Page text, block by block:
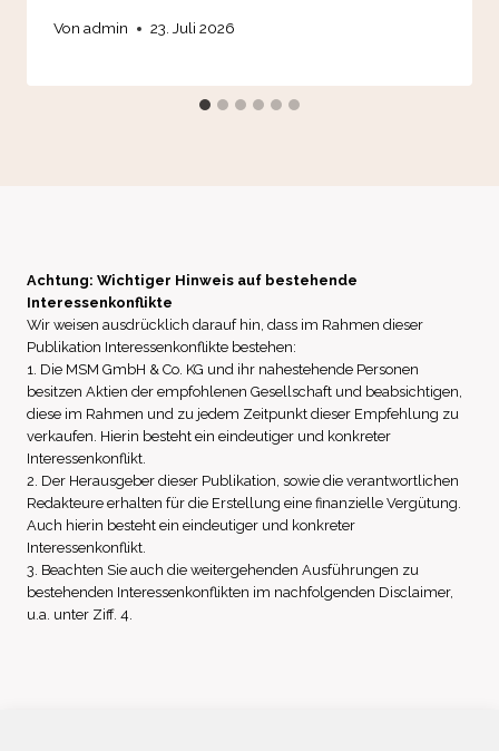
Von admin 23. Juli 2026
Achtung: Wichtiger Hinweis auf bestehende
Interessenkonflikte
Wir weisen ausdrücklich darauf hin, dass im Rahmen dieser
Publikation Interessenkonflikte bestehen:
1. Die MSM GmbH & Co. KG und ihr nahestehende Personen
besitzen Aktien der empfohlenen Gesellschaft und beabsichtigen,
diese im Rahmen und zu jedem Zeitpunkt dieser Empfehlung zu
verkaufen. Hierin besteht ein eindeutiger und konkreter
Interessenkonflikt.
2. Der Herausgeber dieser Publikation, sowie die verantwortlichen
Redakteure erhalten für die Erstellung eine finanzielle Vergütung.
Auch hierin besteht ein eindeutiger und konkreter
Interessenkonflikt.
3. Beachten Sie auch die weitergehenden Ausführungen zu
bestehenden Interessenkonflikten im nachfolgenden Disclaimer,
u.a. unter Ziff. 4.